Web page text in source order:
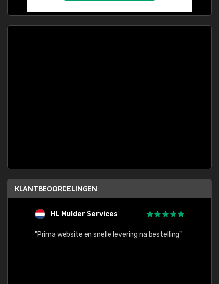
KLANTBEOORDELINGEN
HL Mulder Services
"Prima website en snelle levering na bestelling"